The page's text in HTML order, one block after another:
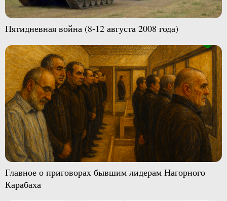
Пятидневная война (8-12 августа 2008 года)
Главное о приговорах бывшим лидерам Нагорного
Карабаха